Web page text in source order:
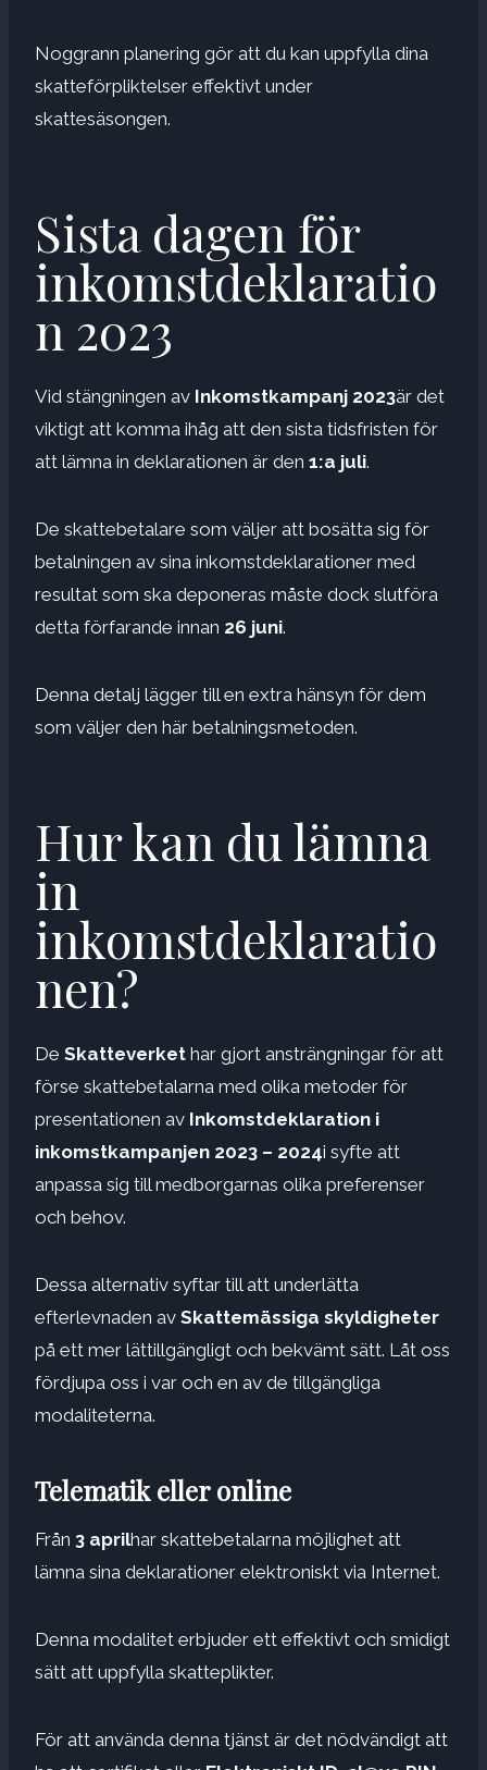
Noggrann planering gör att du kan uppfylla dina
skatteförpliktelser effektivt under
skattesäsongen.
Sista dagen för
inkomstdeklaratio
n 2023
Vid stängningen av Inkomstkampanj 2023är det
viktigt att komma ihåg att den sista tidsfristen för
att lämna in deklarationen är den 1:a juli.
De skattebetalare som väljer att bosätta sig för
betalningen av sina inkomstdeklarationer med
resultat som ska deponeras måste dock slutföra
detta förfarande innan 26 juni.
Denna detalj lägger till en extra hänsyn för dem
som väljer den här betalningsmetoden.
Hur kan du lämna
in
inkomstdeklaratio
nen?
De Skatteverket har gjort ansträngningar för att
förse skattebetalarna med olika metoder för
presentationen av Inkomstdeklaration i
inkomstkampanjen 2023 – 2024i syfte att
anpassa sig till medborgarnas olika preferenser
och behov.
Dessa alternativ syftar till att underlätta
efterlevnaden av Skattemässiga skyldigheter
på ett mer lättillgängligt och bekvämt sätt. Låt oss
fördjupa oss i var och en av de tillgängliga
modaliteterna.
Telematik eller online
Från 3 aprilhar skattebetalarna möjlighet att
lämna sina deklarationer elektroniskt via Internet.
Denna modalitet erbjuder ett effektivt och smidigt
sätt att uppfylla skatteplikter.
För att använda denna tjänst är det nödvändigt att